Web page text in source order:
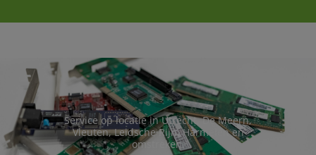
Service op locatie in Utrecht, De Meern,
Vleuten, Leidsche Rijn, Harmelen en
omstreken.